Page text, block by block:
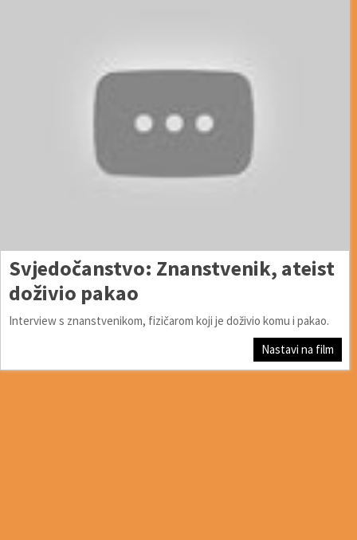
Svjedočanstvo: Znanstvenik, ateist
doživio pakao
Interview s znanstvenikom, fizičarom koji je doživio komu i pakao.
Nastavi na film